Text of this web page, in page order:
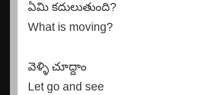
ఏమి కదులుతుంది?
What is moving?
వెళ్ళి చూద్దాం
Let go and see